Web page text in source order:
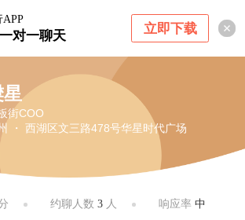
对一聊天 立即下载
星
街COO
・ 西湖区文三路478号华星时代广场
约聊人数 3人 响应率 中